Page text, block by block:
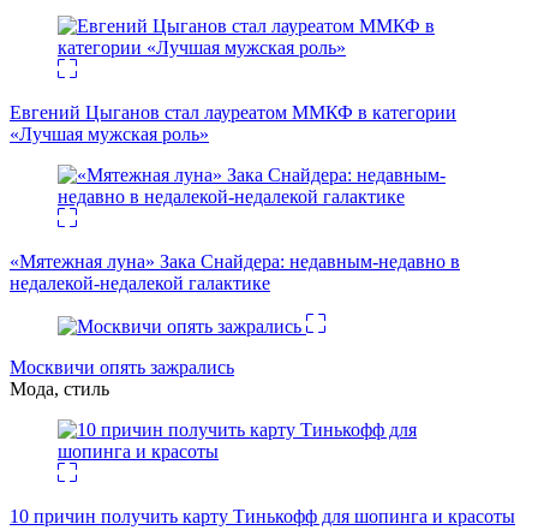
Евгений Цыганов стал лауреатом ММКФ в категории
«Лучшая мужская роль»
«Мятежная луна» Зака Снайдера: недавным-недавно в
недалекой-недалекой галактике
Москвичи опять зажрались
Мода, стиль
10 причин получить карту Тинькофф для шопинга и красоты